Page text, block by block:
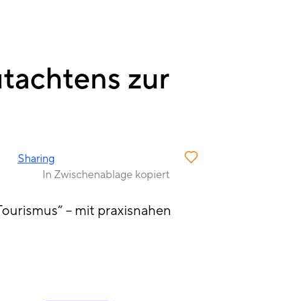
zur
Sharing
In Zwischenablage kopiert
– mit praxisnahen